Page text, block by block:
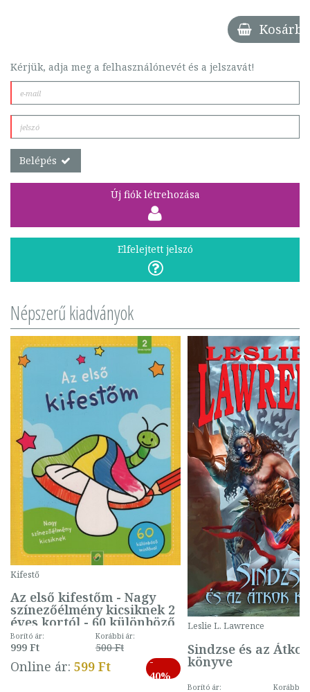
Kosárba
Kérjük, adja meg a felhasználónevét és a jelszavát!
Belépés
Új fiók létrehozása
Elfelejtett jelszó
Népszerű kiadványok
Kifestő
Az első kifestőm - Nagy
színezőélmény kicsiknek 2
éves kortól - 60 különböző
mintával (gombás)
Borító ár:
999 Ft
Korábbi ár:
500 Ft
Online ár: 599 Ft
-
40%
Leslie L. Lawrence
Sindzse és az Átkok
könyve
Borító ár: Korábbi